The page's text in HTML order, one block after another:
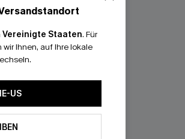
Vereinigte Staaten. Für
Ihnen, auf Ihre lokale
US